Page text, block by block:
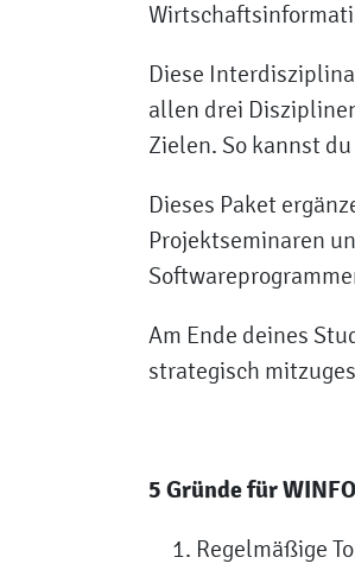
Diese
allen drei
Zielen. So kannst
Dieses Paket
Projektseminaren
Am Ende deines
strategisch
5 Gründe für
Regelmäßige